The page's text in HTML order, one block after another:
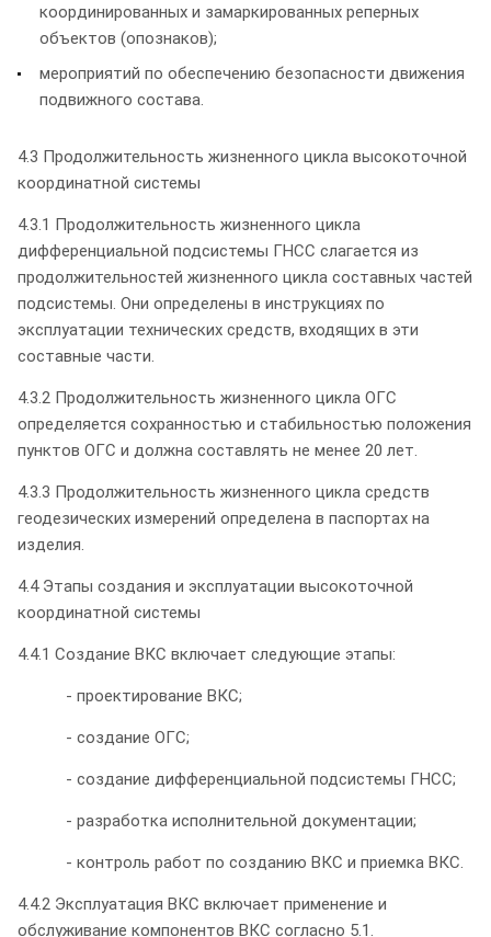
координированных и замаркированных реперных
объектов (опознаков);
мероприятий по обеспечению безопасности движения
подвижного состава.
4.3 Продолжительность жизненного цикла высокоточной
координатной системы
4.3.1 Продолжительность жизненного цикла
дифференциальной подсистемы ГНСС слагается из
продолжительностей жизненного цикла составных частей
подсистемы. Они определены в инструкциях по
эксплуатации технических средств, входящих в эти
составные части.
4.3.2 Продолжительность жизненного цикла ОГС
определяется сохранностью и стабильностью положения
пунктов ОГС и должна составлять не менее 20 лет.
4.3.3 Продолжительность жизненного цикла средств
геодезических измерений определена в паспортах на
изделия.
4.4 Этапы создания и эксплуатации высокоточной
координатной системы
4.4.1 Создание ВКС включает следующие этапы:
- проектирование ВКС;
- создание ОГС;
- создание дифференциальной подсистемы ГНСС;
- разработка исполнительной документации;
- контроль работ по созданию ВКС и приемка ВКС.
4.4.2 Эксплуатация ВКС включает применение и
обслуживание компонентов ВКС согласно 5.1.